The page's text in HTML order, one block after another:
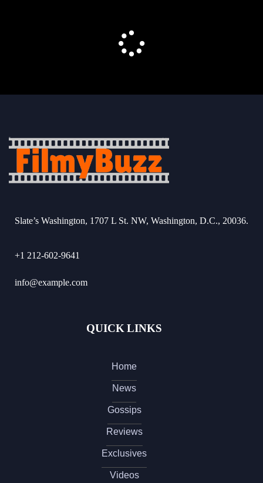
Slate’s Washington, 1707 L St. NW, Washington, D.C., 20036.
+1 212-602-9641
info@example.com
QUICK LINKS
Home
News
Gossips
Reviews
Exclusives
Videos